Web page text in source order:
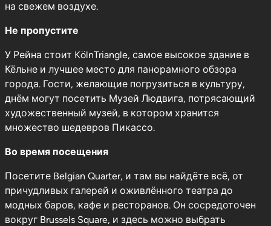
на свежем воздухе.
Не пропустите
У Рейна стоит KölnTriangle, самое высокое здание в
Кёльне и лучшее место для панорамного обзора
города. Гости, желающие погрузиться в культуру,
днём могут посетить Музей Людвига, потрясающий
художественный музей, в котором хранится
множество шедевров Пикассо.
Во время посещения
Посетите Belgian Quarter, и там вы найдёте всё, от
причудливых галерей и оживлённого театра до
модных баров, кафе и ресторанов. Он сосредоточен
вокруг Brussels Square, и здесь можно выбрать